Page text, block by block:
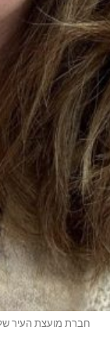
חברת מועצת העיר